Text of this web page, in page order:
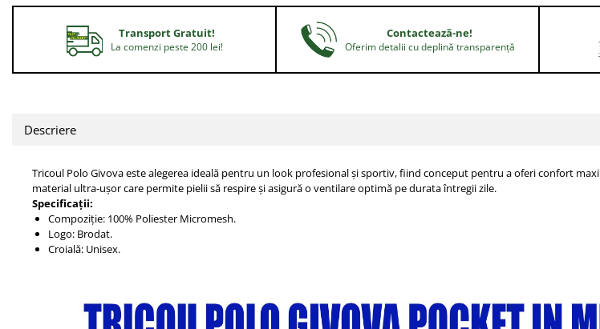
Transport Gratuit!
La comenzi peste 200 lei!
Contactează-ne!
Oferim detalii cu deplină transparență
Descriere
Tricoul Polo Givova este alegerea ideală pentru un look profesional și sportiv, fiind conceput pentru a oferi confort
material ultra-ușor care permite pielii să respire și asigură o ventilare optimă pe durata întregii zile.
Specificații:
Compoziție: 100% Poliester Micromesh.
Logo: Brodat.
Croială: Unisex.